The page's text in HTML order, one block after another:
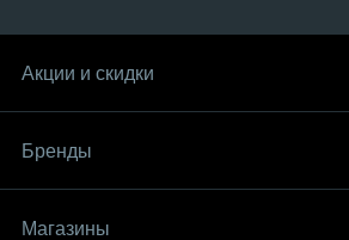
Акции и скидки
Бренды
Магазины